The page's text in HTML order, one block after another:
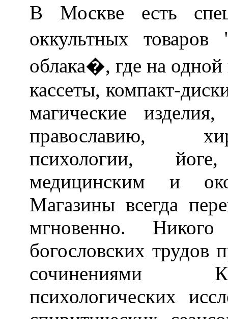
В Москве есть
оккультных
облака�, где на
кассеты, компакт-
магические
православию,
психологии,
медицинским и
Магазины всегда
мгновенно.
богословских трудов
сочинениями
психологических